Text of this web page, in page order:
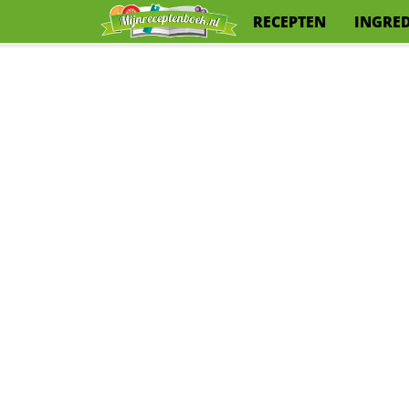
RECEPTEN